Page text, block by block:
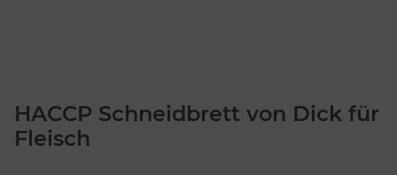
HACCP Schneidbrett von Dick für
Fleisch